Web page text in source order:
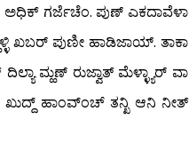
ಅಧಿಕ್ ಗರ್ಜೆಚೆಂ. ಪುಣ್ ಎಕದಾವೆಳಾ
ಖಬರ್ ಪುಣೀ ಹಾಡಿಜಾಯ್. ತಾಕಾ
ಮ್ಹಣ್ ರುಜ್ವಾತ್ ಮೆಳ್ಳ್ಯಾರ್ ವಾ
ಹಾಂವ್‍ಂಚ್ ತನ್ಖಿ ಆನಿ ನೀತ್